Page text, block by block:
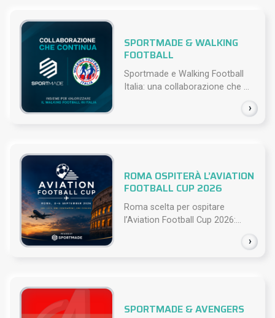
›
SPORTMADE & WALKING
FOOTBALL
Sportmade e Walking Football
Italia: una collaborazione che ...
›
ROMA OSPITERÀ L’AVIATION
FOOTBALL CUP 2026
Roma scelta per ospitare
l’Aviation Football Cup 2026:...
SPORTMADE & AVENGERS